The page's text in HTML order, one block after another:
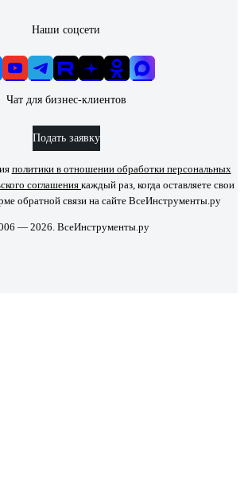
Наши соцсети
Чат для бизнес-клиентов
Подать заявку
политики в отношении обработки персональных
соглашения каждый раз, когда оставляете свои
обратной связи на сайте ВсеИнструменты.ру
— 2026. ВсеИнструменты.ру